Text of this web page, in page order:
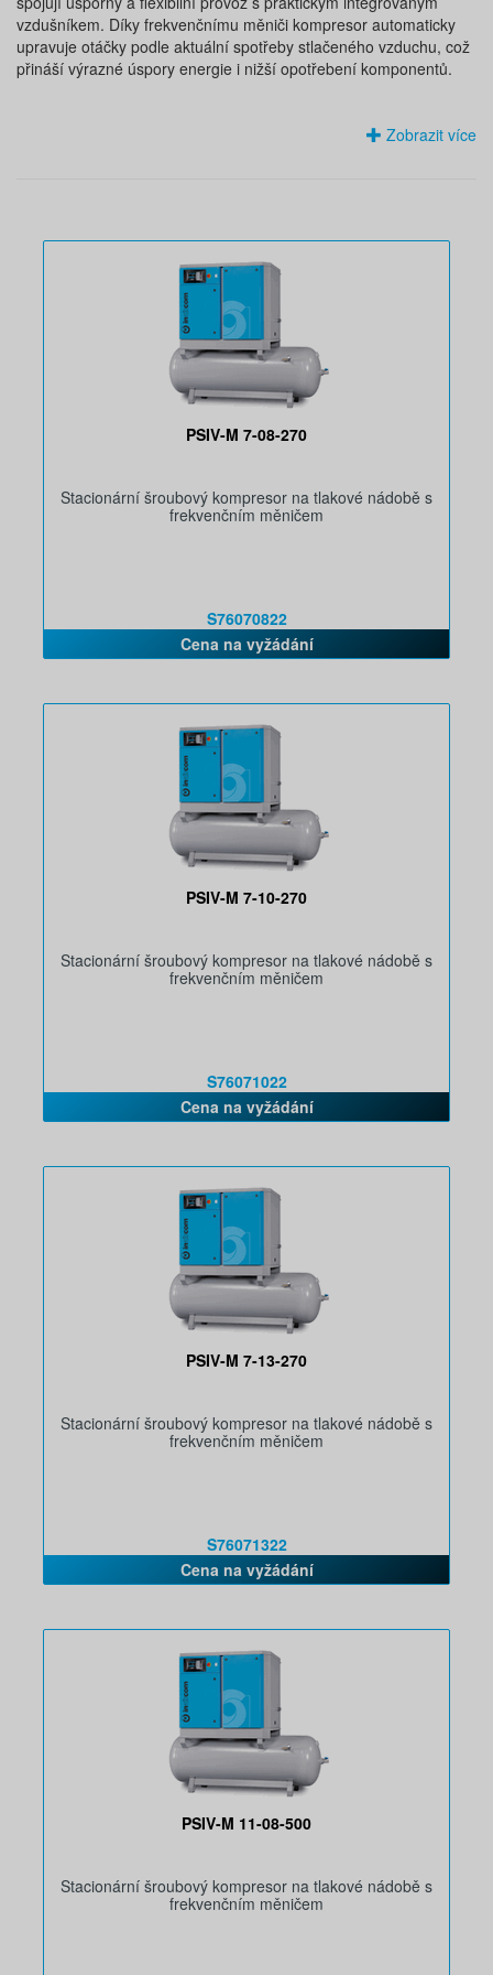
vzdušníkem. Díky frekvenčnímu měniči kompresor automaticky
upravuje otáčky podle aktuální spotřeby stlačeného vzduchu, což
přináší výrazné úspory energie i nižší opotřebení komponentů.
Zobrazit více
PSIV-M 7-08-270
Stacionární šroubový kompresor na tlakové nádobě s
frekvenčním měničem
S76070822
Cena na vyžádání
PSIV-M 7-10-270
Stacionární šroubový kompresor na tlakové nádobě s
frekvenčním měničem
S76071022
Cena na vyžádání
PSIV-M 7-13-270
Stacionární šroubový kompresor na tlakové nádobě s
frekvenčním měničem
S76071322
Cena na vyžádání
PSIV-M 11-08-500
Stacionární šroubový kompresor na tlakové nádobě s
frekvenčním měničem